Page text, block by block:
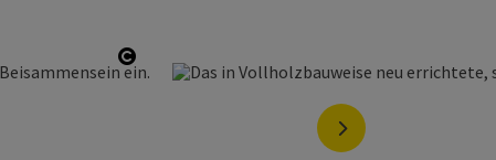
Copyright öffnen
nächstes Element